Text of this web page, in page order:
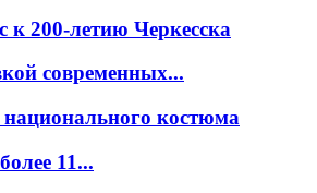
к 200-летию Черкесска
современных...
костюма
11...